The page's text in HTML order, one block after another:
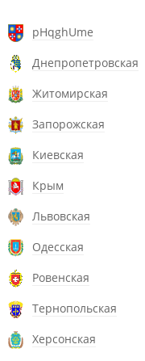
pHqghUme
Днепропетровская
Житомирская
Запорожская
Киевская
Крым
Львовская
Одесская
Ровенская
Тернопольская
Херсонская